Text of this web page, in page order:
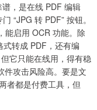
，是在线 PDF 编辑
“JPG 转 PDF” 按钮。
能启用 OCR 功能。除
转成 PDF，还有编
它只能在线用，得有稳
件攻击风险高。要是文
者都是付费工具，但